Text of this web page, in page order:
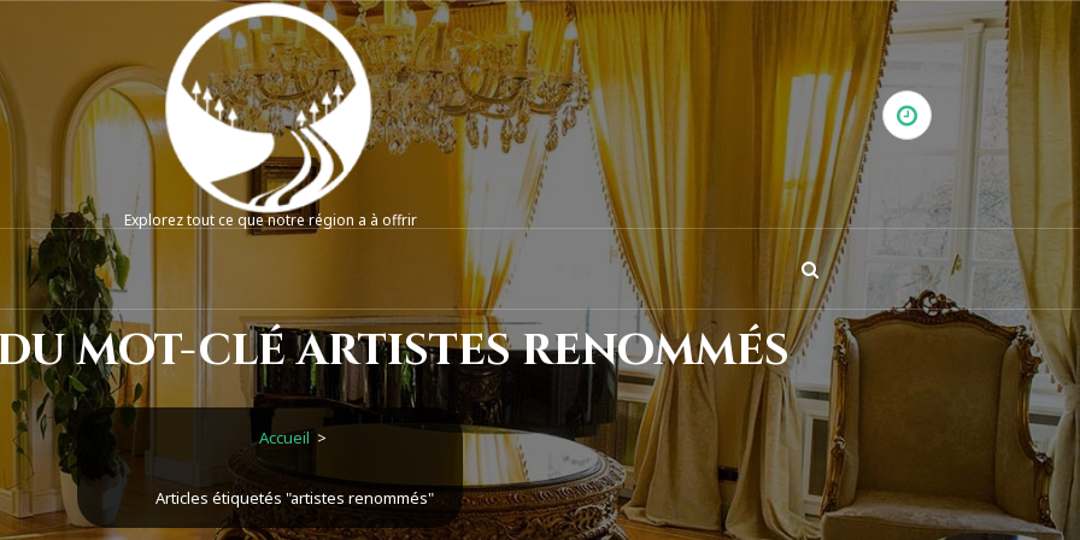
Explorez tout ce que notre région a à offrir
mot-clé artistes renommés
Accueil >
Articles étiquetés "artistes renommés"